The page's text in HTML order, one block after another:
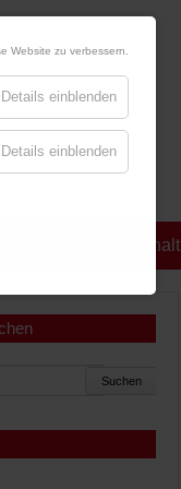
Sachsen-Anhalt
Suchen
Website zu verbessern.
Details einblenden
Details einblenden